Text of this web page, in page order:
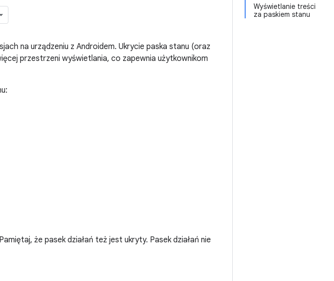
Wyświetlanie treści
za paskiem stanu
na urządzeniu z Androidem. Ukrycie paska stanu (oraz
przestrzeni wyświetlania, co zapewnia użytkownikom
że pasek działań też jest ukryty. Pasek działań nie